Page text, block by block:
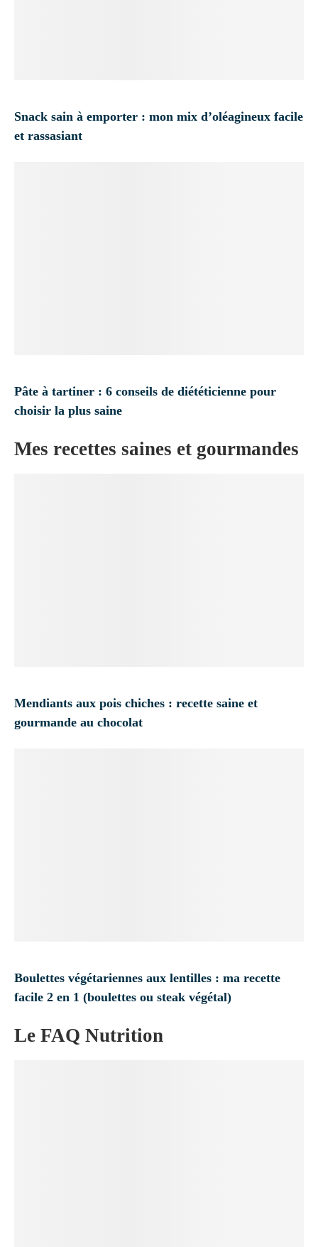
Snack sain à emporter : mon mix d’oléagineux facile
et rassasiant
Pâte à tartiner : 6 conseils de diététicienne pour
choisir la plus saine
Mes recettes saines et gourmandes
Mendiants aux pois chiches : recette saine et
gourmande au chocolat
Boulettes végétariennes aux lentilles : ma recette
facile 2 en 1 (boulettes ou steak végétal)
Le FAQ Nutrition